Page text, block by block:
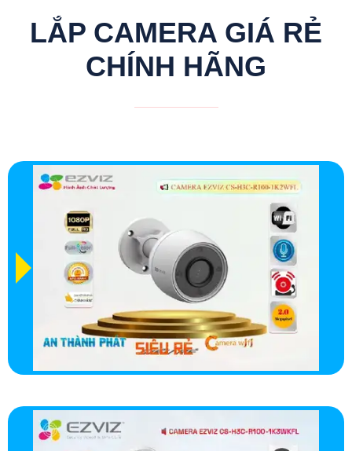
LẮP CAMERA GIÁ RẺ
CHÍNH HÃNG